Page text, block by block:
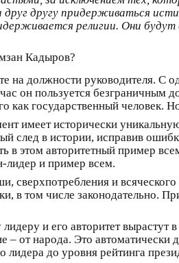
другу придерживаться
религии. Они будут
Кадыров?
на должности руководителя. С
он пользуется безграничным
как государственный человек.
имеет исторически
след в истории, исправив
в этом авторитетный пример
лидер и пример всем.
сверхпотребления и
в том числе законодательно.
и его авторитет
от народа. Это автоматически
лидера до уровня рейтинга